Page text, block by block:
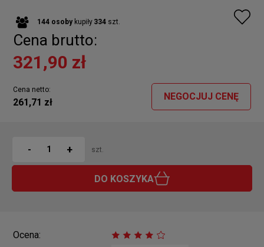
144 osoby kupiły 334 szt.
Cena brutto:
321,90 zł
Cena netto:
261,71 zł
NEGOCJUJ CENĘ
- + szt.
DO KOSZYKA
Ocena: